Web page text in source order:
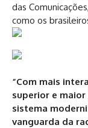
das
como os
“Com mais
superior e
sistema
vanguarda da